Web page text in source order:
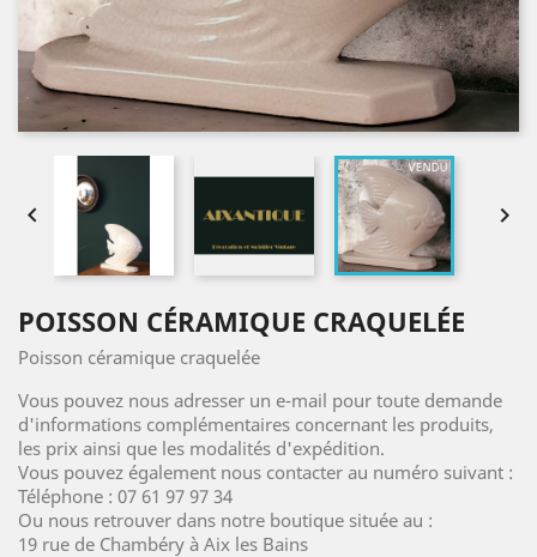
 
POISSON CÉRAMIQUE CRAQUELÉE
Poisson céramique craquelée
Vous pouvez nous adresser un e-mail pour toute demande
d'informations complémentaires concernant les produits,
les prix ainsi que les modalités d'expédition.
Vous pouvez également nous contacter au numéro suivant :
Téléphone : 07 61 97 97 34
Ou nous retrouver dans notre boutique située au :
19 rue de Chambéry à Aix les Bains